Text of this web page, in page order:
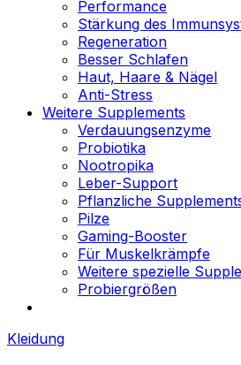
Performance
Stärkung des
Regeneration
Besser Schlafen
Haut, Haare & Nägel
Anti-Stress
Weitere Supplements
Verdauungsenzyme
Probiotika
Nootropika
Leber-Support
Pflanzliche
Pilze
Gaming-Booster
Für Muskelkrämpfe
Weitere spezielle
Probiergrößen
Kleidung